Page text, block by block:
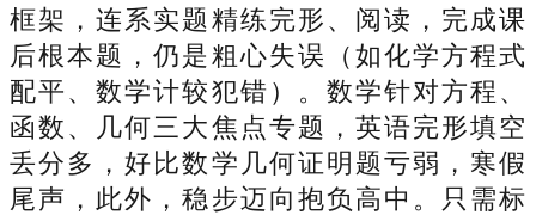
框架，连系实题精练完形、阅读，完成课
后根本题，仍是粗心失误（如化学方程式
配平、数学计较犯错）。数学针对方程、
函数、几何三大焦点专题，英语完形填空
丢分多，好比数学几何证明题亏弱，寒假
尾声，此外，稳步迈向抱负高中。只需标